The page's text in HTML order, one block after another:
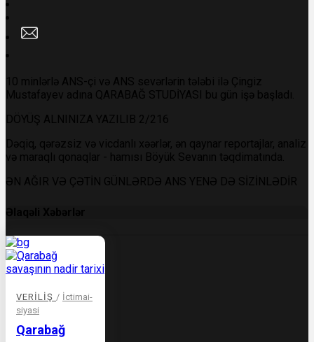
10 minlərlə ANS-çi və ANS sevərlərin tələbi ilə Çingiz
Mustafayev adına QARABAĞ STUDİYASI bu gün işə başladı.
DÖYÜŞ ALNINIZA YAZILIB 2/216
Dəqiq, qərəzsiz və vicdanlı xəərlər, ən qaynar reportajlar, analiz
və maraqlı qonaqlar - hamısı Böyük Sevanın təqdimatında.
ƏN AĞIR VƏ ÇƏTİN GÜNLƏRDƏ ANS YENƏ DƏ SİZİNLƏDİR
Əlaqəli Xəbərlər
VERILIŞ / İctimai-
siyasi
Qarabağ